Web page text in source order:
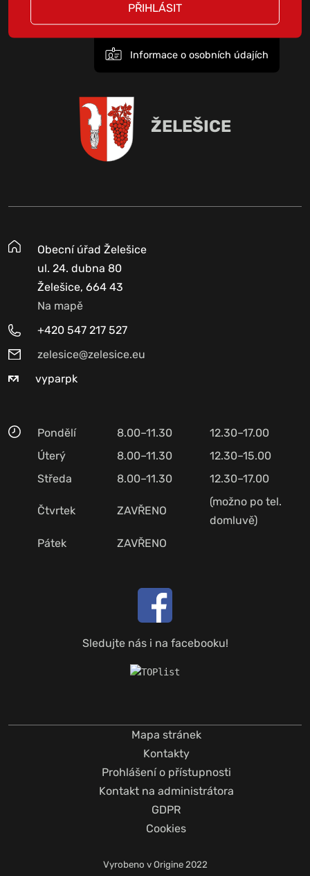
PŘIHLÁSIT
Informace o osobních údajích
ŽELEŠICE
Obecní úřad Želešice
ul. 24. dubna 80
Želešice, 664 43
Na mapě
+420 547 217 527
zelesice@zelesice.eu
vyparpk
Pondělí 8.00–11.30
12.30–17.00
Úterý
8.00–11.30
12.30–15.00
Středa
8.00–11.30 12.30–17.00
Čtvrtek ZAVŘENO
(možno po tel.
domluvě)
Pátek
ZAVŘENO
Sledujte nás i na facebooku!
Mapa stránek
Kontakty
Prohlášení o přístupnosti
Kontakt na administrátora
GDPR
Cookies
Vyrobeno v Origine2022